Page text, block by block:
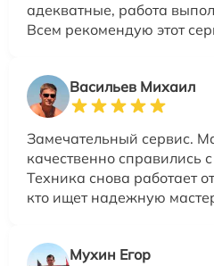
адекватные, работа
Всем рекомендую этот
Васильев Михаил
Замечательный сервис.
качественно справились
Техника снова работает
кто ищет надежную
Мухин Егор